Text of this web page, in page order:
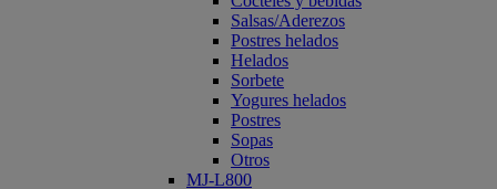
Salsas/Aderezos
Postres helados
Helados
Sorbete
Yogures helados
Postres
Sopas
Otros
MJ-L800